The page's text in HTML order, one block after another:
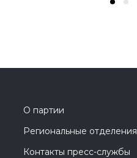
О партии
Региональные отделения
Контакты пресс-службы